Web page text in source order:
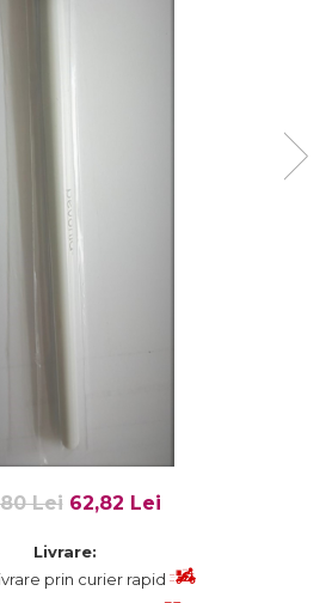
Lei 62,82 Lei
Livrare:
prin curier rapid